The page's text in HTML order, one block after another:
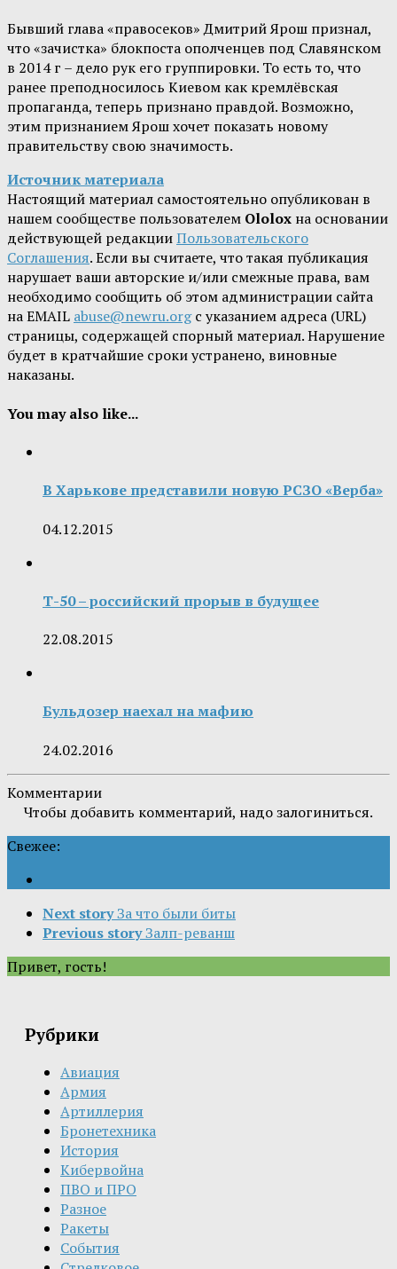
Бывший глава «правосеков» Дмитрий Ярош признал,
что «зачистка» блокпоста ополченцев под Славянском
в 2014 г – дело рук его группировки. То есть то, что
ранее преподносилось Киевом как кремлёвская
пропаганда, теперь признано правдой. Возможно,
этим признанием Ярош хочет показать новому
правительству свою значимость.
Источник материала
Настоящий материал самостоятельно опубликован в
нашем сообществе пользователем Ololox на основании
действующей редакцииПользовательского
Соглашения. Если вы считаете, что такая публикация
нарушает ваши авторские и/или смежные права, вам
необходимо сообщить об этом администрации сайта
на EMAIL abuse@newru.orgс указанием адреса (URL)
страницы, содержащей спорный материал. Нарушение
будет в кратчайшие сроки устранено, виновные
наказаны.
You may also like...
В Харькове представили новую РСЗО «Верба»
04.12.2015
Т-50 – российский прорыв в будущее
22.08.2015
Бульдозер наехал на мафию
24.02.2016
Комментарии
Чтобы добавить комментарий, надо залогиниться.
Свежее:
Next storyЗа что были биты
Previous storyЗалп-реванш
Привет, гость!
Рубрики
Авиация
Армия
Артиллерия
Бронетехника
История
Кибервойна
ПВО и ПРО
Разное
Ракеты
События